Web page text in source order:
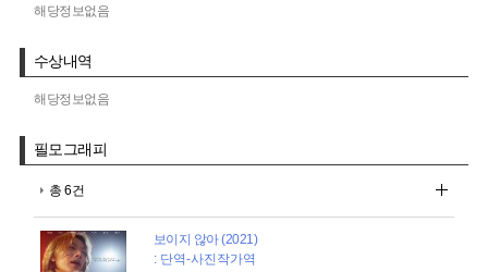
해당정보없음
수상내역
해당정보없음
필모그래피
총 6건
보이지 않아 (2021)
: 단역-사진작가역